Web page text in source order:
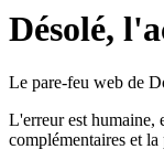
Désolé,
Le pare-feu web de
L'erreur est humaine,
complémentaires et